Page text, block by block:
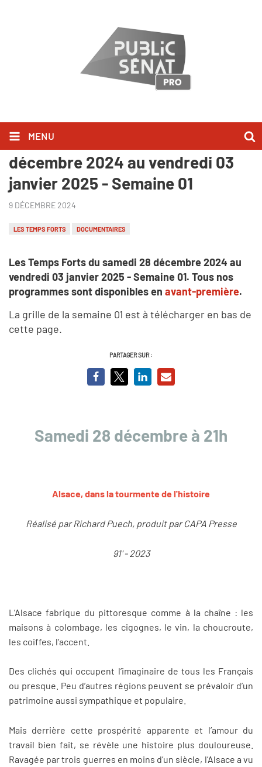
MENU
Les Temps Forts du samedi 28
décembre 2024 au vendredi 03
janvier 2025 - Semaine 01
9 DÉCEMBRE 2024
LES TEMPS FORTS DOCUMENTAIRES
Les Temps Forts du samedi 28 décembre 2024 au
vendredi 03 janvier 2025 - Semaine 01. Tous nos
programmes sont disponibles en avant-première.
La grille de la semaine 01 est à télécharger en bas de
cette page.
PARTAGER SUR :
Samedi 28 décembre à 21h
Alsace, dans la tourmente de l'histoire
Réalisé par Richard Puech, produit par CAPA Presse
91' - 2023
L’Alsace fabrique du pittoresque comme à la chaîne : les
maisons à colombage, les cigognes, le vin, la choucroute,
les coiffes, l’accent.
Des clichés qui occupent l’imaginaire de tous les Français
ou presque. Peu d’autres régions peuvent se prévaloir d’un
patrimoine aussi sympathique et populaire.
Mais derrière cette prospérité apparente et l’amour du
travail bien fait, se révèle une histoire plus douloureuse.
Ravagée par trois guerres en moins d’un siècle, l’Alsace a vu